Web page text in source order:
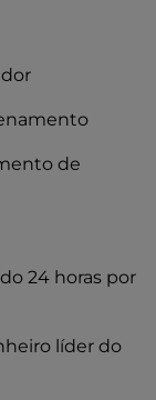
de
24 horas por
líder do